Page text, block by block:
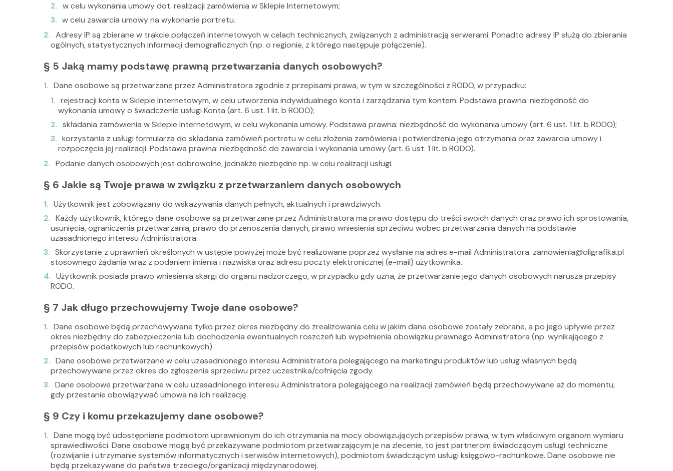
w celu wykonania umowy dot. realizacji zamówienia w Sklepie Internetowym;
w celu zawarcia umowy na wykonanie portretu.
Adresy IP są zbierane w trakcie połączeń internetowych w celach technicznych, związanych z administracją serwerami. Ponadto adresy IP służą do zbierania
ogólnych, statystycznych informacji demograficznych (np. o regionie, z którego następuje połączenie).
§ 5 Jaką mamy podstawę prawną przetwarzania danych osobowych?
Dane osobowe są przetwarzane przez Administratora zgodnie z przepisami prawa, w tym w szczególności z RODO, w przypadku:
rejestracji konta w Sklepie Internetowym, w celu utworzenia indywidualnego konta i zarządzania tym kontem. Podstawa prawna: niezbędność do
wykonania umowy o świadczenie usługi Konta (art. 6 ust. 1 lit. b RODO);
składania zamówienia w Sklepie Internetowym, w celu wykonania umowy. Podstawa prawna: niezbędność do wykonania umowy (art. 6 ust. 1 lit. b RODO);
korzystania z usługi formularza do składania zamówień portretu w celu złożenia zamówienia i potwierdzenia jego otrzymania oraz zawarcia umowy i
rozpoczęcia jej realizacji. Podstawa prawna: niezbędność do zawarcia i wykonania umowy (art. 6 ust. 1 lit. b RODO).
Podanie danych osobowych jest dobrowolne, jednakże niezbędne np. w celu realizacji usługi.
§ 6 Jakie są Twoje prawa w związku z przetwarzaniem danych osobowych
Użytkownik jest zobowiązany do wskazywania danych pełnych, aktualnych i prawdziwych.
Każdy użytkownik, którego dane osobowe są przetwarzane przez Administratora ma prawo dostępu do treści swoich danych oraz prawo ich sprostowania,
usunięcia, ograniczenia przetwarzania, prawo do przenoszenia danych, prawo wniesienia sprzeciwu wobec przetwarzania danych na podstawie
uzasadnionego interesu Administratora.
Skorzystanie z uprawnień określonych w ustępie powyżej może być realizowane poprzez wysłanie na adres e-mail Administratora: zamowienia@oligrafika.pl
stosownego żądania wraz z podaniem imienia i nazwiska oraz adresu poczty elektronicznej (e-mail) użytkownika.
Użytkownik posiada prawo wniesienia skargi do organu nadzorczego, w przypadku gdy uzna, że przetwarzanie jego danych osobowych narusza przepisy
RODO.
§ 7 Jak długo przechowujemy Twoje dane osobowe?
Dane osobowe będą przechowywane tylko przez okres niezbędny do zrealizowania celu w jakim dane osobowe zostały zebrane, a po jego upływie przez
okres niezbędny do zabezpieczenia lub dochodzenia ewentualnych roszczeń lub wypełnienia obowiązku prawnego Administratora (np. wynikającego z
przepisów podatkowych lub rachunkowych).
Dane osobowe przetwarzane w celu uzasadnionego interesu Administratora polegającego na marketingu produktów lub usług własnych będą
przechowywane przez okres do zgłoszenia sprzeciwu przez uczestnika/cofnięcia zgody.
Dane osobowe przetwarzane w celu uzasadnionego interesu Administratora polegającego na realizacji zamówień będą przechowywane aż do momentu,
gdy przestanie obowiązywać umowa na ich realizację.
§ 9 Czy i komu przekazujemy dane osobowe?
Dane mogą być udostępniane podmiotom uprawnionym do ich otrzymania na mocy obowiązujących przepisów prawa, w tym właściwym organom wymiaru
sprawiedliwości. Dane osobowe mogą być przekazywane podmiotom przetwarzającym je na zlecenie, to jest partnerom świadczącym usługi techniczne
(rozwijanie i utrzymanie systemów informatycznych i serwisów internetowych), podmiotom świadczącym usługi księgowo-rachunkowe. Dane osobowe nie
będą przekazywane do państwa trzeciego/organizacji międzynarodowej.